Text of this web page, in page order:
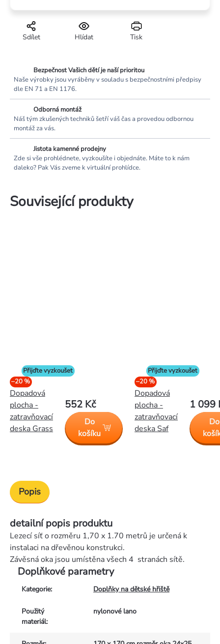
Tisk
Hlídat
Sdílet
Bezpečnost Vašich dětí je naší prioritou
Naše výrobky jsou vyráběny v souladu s bezpečnostními předpisy
dle EN 71 a EN 1176.
Odborná montáž
Náš tým zkušených techniků šetří váš čas a provedou odbornou
montáž za vás.
Jistota kamenné prodejny
Zde si vše prohlédnete, vyzkoušíte i objednáte. Máte to k nám
daleko? Pak Vás zveme k virtuální prohlídce.
Související produkty
Přijďte vyzkoušet
–20 %
Dopadová
plocha -
zatravňovací
deska Grass
552 Kč
Do
košíku
Přijďte vyzkoušet
–20 %
Dopadová
plocha -
zatravňovací
deska Saf
1 099
Do
Popis
detailní popis produktu
Lezecí síť o rozměru 1,70 x 1.70 metrů je určená k
instalaci na dřevěnou konstrukci.
Závěsná oka jsou umístěna všech 4 stranách sítě.
Doplňkové parametry
Kategorie: Doplňky na dětské hřiště
Použitý
materiál:
nylonové lano